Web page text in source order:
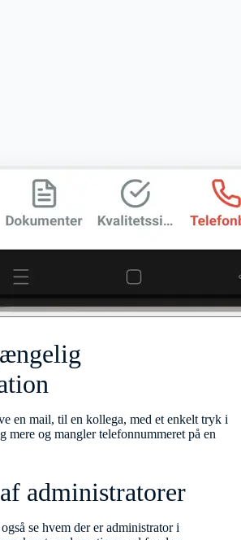
en mail, til en kollega, med et enkelt tryk i
mere og mangler telefonnummeret på en
administratorer
se hvem der er administrator i